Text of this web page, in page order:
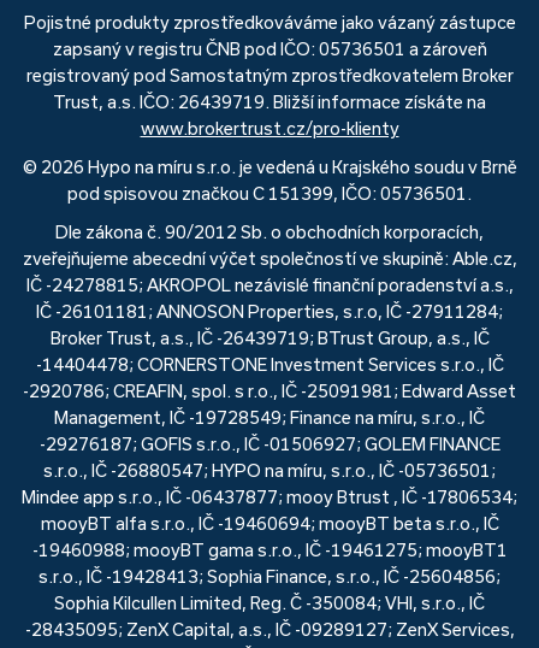
Pojistné produkty zprostředkováváme jako vázaný zástupce
zapsaný v registru ČNB pod IČO: 05736501 a zároveň
registrovaný pod Samostatným zprostředkovatelem Broker
Trust, a.s. IČO: 26439719. Bližší informace získáte na
www.brokertrust.cz/pro-klienty
© 2026 Hypo na míru s.r.o. je vedená u Krajského soudu v Brně
pod spisovou značkou C 151399, IČO: 05736501.
Dle zákona č. 90/2012 Sb. o obchodních korporacích,
zveřejňujeme abecední výčet společností ve skupině: Able.cz,
IČ -24278815; AKROPOL nezávislé finanční poradenství a.s.,
IČ -26101181; ANNOSON Properties, s.r.o, IČ -27911284;
Broker Trust, a.s., IČ -26439719; BTrust Group, a.s., IČ
-14404478; CORNERSTONE Investment Services s.r.o., IČ
-2920786; CREAFIN, spol. s r.o., IČ -25091981; Edward Asset
Management, IČ -19728549; Finance na míru, s.r.o., IČ
-29276187; GOFIS s.r.o., IČ -01506927; GOLEM FINANCE
s.r.o., IČ -26880547; HYPO na míru, s.r.o., IČ -05736501;
Mindee app s.r.o., IČ -06437877; mooy Btrust , IČ -17806534;
mooyBT alfa s.r.o., IČ -19460694; mooyBT beta s.r.o., IČ
-19460988; mooyBT gama s.r.o., IČ -19461275; mooyBT1
s.r.o., IČ -19428413; Sophia Finance, s.r.o., IČ -25604856;
Sophia Kilcullen Limited, Reg. Č -350084; VHI, s.r.o., IČ
-28435095; ZenX Capital, a.s., IČ -09289127; ZenX Services,